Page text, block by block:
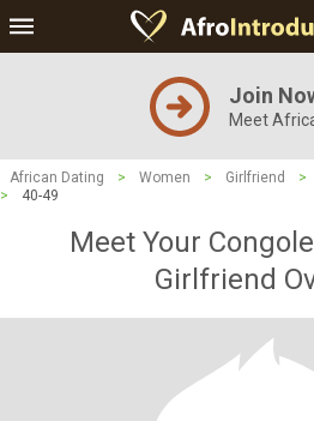
Join
Meet
African Dating > Women > Girlfriend >
>
40-49
Meet Your
Girlfriend